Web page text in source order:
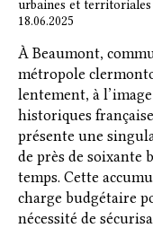
urbaines et
18.06.2025
À Beaumont,
métropole
lentement, à
historiques
présente une
de près de soixante
temps. Cette
charge budgétaire
nécessité de